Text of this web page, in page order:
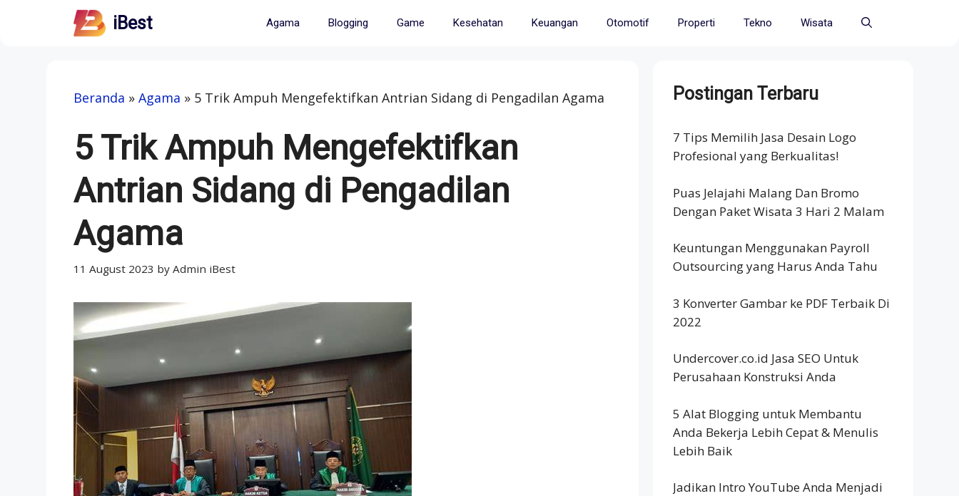
iBest Agama Blogging Game Kesehatan Keuangan Otomotif Properti Tekno Wisata
Beranda » Agama » 5 Trik Ampuh Mengefektifkan Antrian Sidang di Pengadilan Agama
5 Trik Ampuh Mengefektifkan
Antrian Sidang di Pengadilan
Agama
11 August 2023 by Admin iBest
Postingan Terbaru
7 Tips Memilih Jasa Desain Logo
Profesional yang Berkualitas!
Puas Jelajahi Malang Dan Bromo
Dengan Paket Wisata 3 Hari 2 Malam
Keuntungan Menggunakan Payroll
Outsourcing yang Harus Anda Tahu
3 Konverter Gambar ke PDF Terbaik Di
2022
Undercover.co.id Jasa SEO Untuk
Perusahaan Konstruksi Anda
5 Alat Blogging untuk Membantu
Anda Bekerja Lebih Cepat & Menulis
Lebih Baik
Jadikan Intro YouTube Anda Menjadi